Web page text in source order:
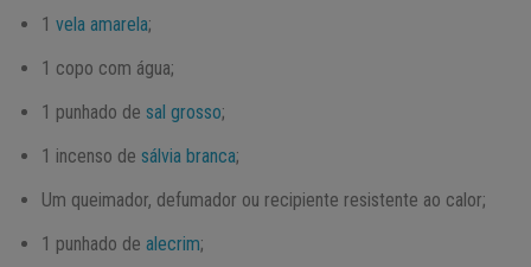
1 vela amarela;
1 copo com água;
1 punhado de sal grosso;
1 incenso de sálvia branca;
Um queimador, defumador ou recipiente resistente ao calor;
1 punhado de alecrim;